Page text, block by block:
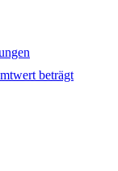
beträgt